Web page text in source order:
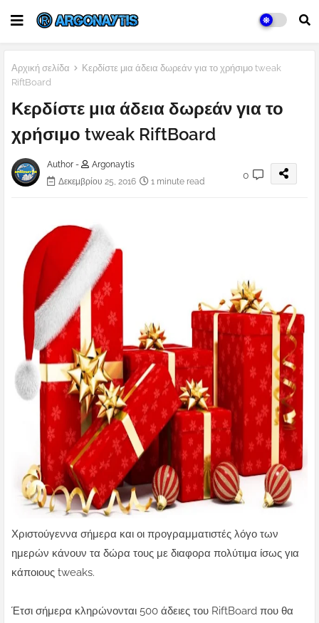
Αρχική σελίδα
Κερδίστε μια άδεια δωρεάν για το χρήσιμο tweak
RiftBoard
Κερδίστε μια άδεια δωρεάν για το
χρήσιμο tweak RiftBoard
Author -
Argonaytis
Δεκεμβρίου 25, 2016
1 minute read
0
Χριστούγεννα σήμερα και οι προγραμματιστές λόγο των
ημερών κάνουν τα δώρα τους με διαφορα πολύτιμα ίσως για
κάποιους tweaks.
Έτσι σήμερα κληρώνονται 500 άδειες του RiftBoard που θα